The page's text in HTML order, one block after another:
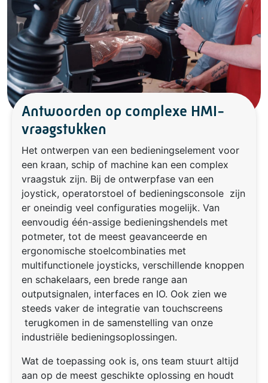
Antwoorden op complexe HMI-
vraagstukken
Het ontwerpen van een bedieningselement voor
een kraan, schip of machine kan een complex
vraagstuk zijn. Bij de ontwerpfase van een
joystick, operatorstoel of bedieningsconsole zijn
er oneindig veel configuraties mogelijk. Van
eenvoudig één-assige bedieningshendels met
potmeter, tot de meest geavanceerde en
ergonomische stoelcombinaties met
multifunctionele joysticks, verschillende knoppen
en schakelaars, een brede range aan
outputsignalen, interfaces en IO. Ook zien we
steeds vaker de integratie van touchscreens
terugkomen in de samenstelling van onze
industriële bedieningsoplossingen.
Wat de toepassing ook is, ons team stuurt altijd
aan op de meest geschikte oplossing en houdt